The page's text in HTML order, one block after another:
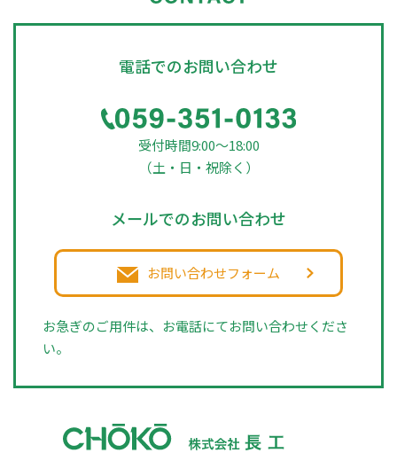
電話でのお問い合わせ
受付時間9:00～18:00
（土・日・祝除く）
メールでのお問い合わせ
お問い合わせフォーム
お急ぎのご用件は、お電話にてお問い合わせくださ
い。